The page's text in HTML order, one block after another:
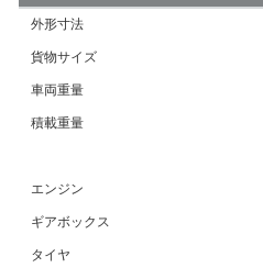
外形寸法
貨物サイズ
車両重量
積載重量
エンジン
ギアボックス
タイヤ